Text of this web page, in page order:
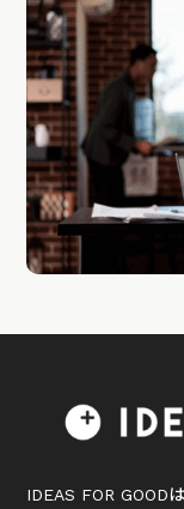
IDEAS FOR GOOD